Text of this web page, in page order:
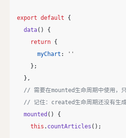
export default
{
data()
{
return {
myChart :
''
};
},
// 需要在mounted生命周期中使用，只
// 记住：created生命周期还没有生成
mounted ()
{
this . countArticles ();